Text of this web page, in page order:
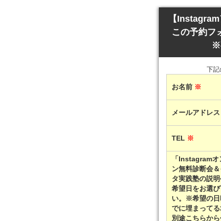
【
この予約フ
※
下記
お名前 ※
メールアドレ
TEL ※
「Instagramオ
ン無料診断会
タ実践塾の説
希望日をお選
い。※希望の日
でに埋まって
別途こちらか